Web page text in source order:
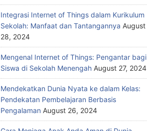
Integrasi Internet of Things dalam Kurikulum
Sekolah: Manfaat dan Tantangannya August
28, 2024
Mengenal Internet of Things: Pengantar bagi
Siswa di Sekolah Menengah August 27, 2024
Mendekatkan Dunia Nyata ke dalam Kelas:
Pendekatan Pembelajaran Berbasis
Pengalaman August 26, 2024